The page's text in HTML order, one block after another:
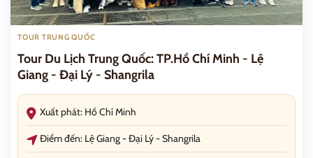
TOUR TRUNG QUỐC
Tour Du Lịch Trung Quốc: TP.Hồ Chí Minh - Lệ
Giang - Đại Lý - Shangrila
Xuất phát: Hồ Chí Minh
Điểm đến: Lệ Giang - Đại Lý - Shangrila